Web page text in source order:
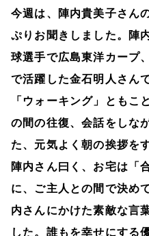
今週は、陣内貴美子さん
ぷりお聞きしました。陣
球選手で広島東洋カープ
で活躍した金石明人さん
「ウォーキング」ともこ
の間の往復、会話をしな
た、元気よく朝の挨拶を
陣内さん曰く、お宅は「
に、ご主人との間で決め
内さんにかけた素敵な言
した。誰もを幸せにする